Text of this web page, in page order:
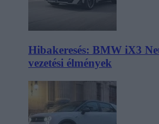
Hibakeresés: BMW iX3
vezetési élmények